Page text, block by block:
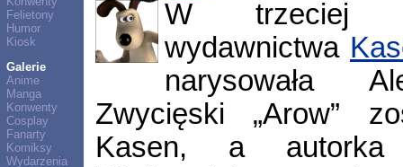
Felietony
Humor
Kiosk
Galerie
Anime
Manga
Konwenty
Cosplay
Fanarty
Komiksy
Wydarzenia
W trzeciej
wydawnictwa
narysowała
Zwycięski „Arow”
Kasen, a